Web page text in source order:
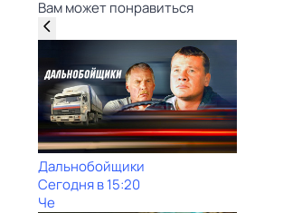
Вам может понравиться
Дальнобойщики
Сегодня в 15:20
Че